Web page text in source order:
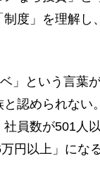
度」を理解
」という言葉
認められな
員数が501人
円以上」にな